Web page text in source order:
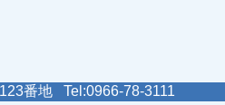
番地 Tel:0966-78-3111